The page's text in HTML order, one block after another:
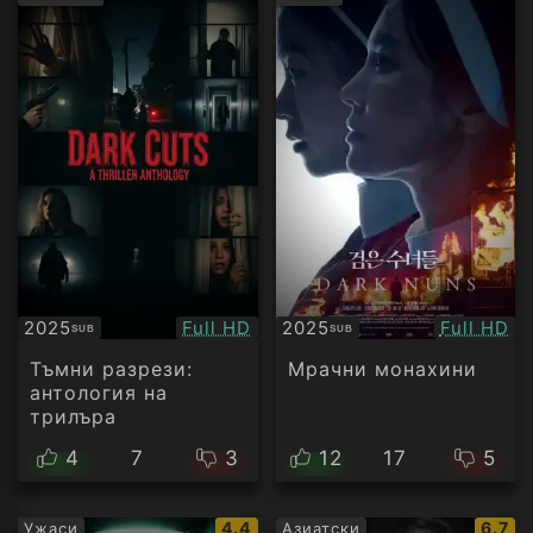
рейтинг:
2025SUB
Субтитри Качество:
Full HD
Тъмни разрези:
антология на
трилъра
4
7 3
2025SUB
Субтитри Full HD
Мрачни монахини
12 17 5
Ужаси IMDb
4.4 Азиатски IMDb
6.7